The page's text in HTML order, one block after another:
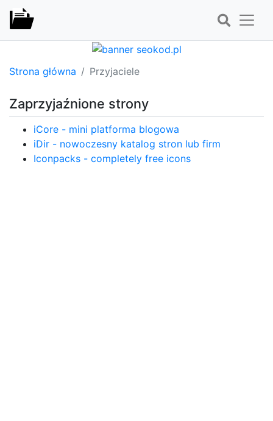
Strona główna Przyjaciele
Zaprzyjaźnione strony
iCore - mini platforma blogowa
iDir - nowoczesny katalog stron lub firm
Iconpacks - completely free icons